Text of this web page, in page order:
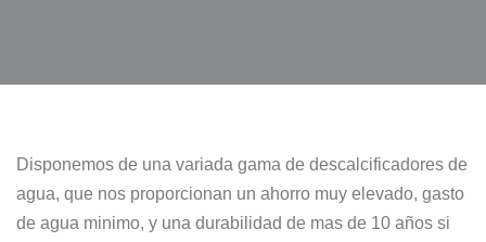
Disponemos de una variada gama de descalcificadores de
agua, que nos proporcionan un ahorro muy elevado, gasto
de agua minimo, y una durabilidad de mas de 10 años si